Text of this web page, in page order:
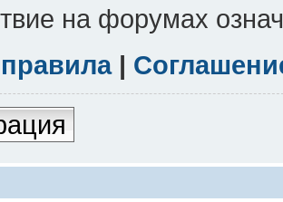
на форумах
|